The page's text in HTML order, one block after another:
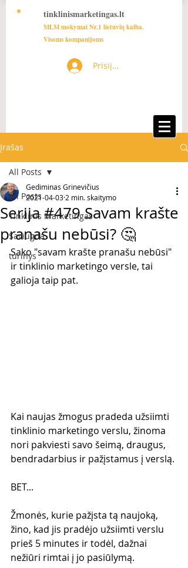
tinklinismarketingas.lt
MLM mokymai Nr.1 lietuvių kalba.
Visoms kompanijoms
Prisijungti
Įrašas
All Posts
Tinklinis Marketingas
Saviugda
turinys
All Posts
Serija #479 Savam krašte
pranašu nebūsi? 🤔
Gediminas Grinevičius
2021-04-03 2 min. skaitymo
Sako "savam krašte pranašu nebūsi"
ir tinklinio marketingo versle, tai
galioja taip pat.
Kai naujas žmogus pradeda užsiimti
tinklinio marketingo verslu, žinoma
nori pakviesti savo šeimą, draugus,
bendradarbius ir pažįstamus į verslą.
BET...
Žmonės, kurie pažįsta tą naujoką,
žino, kad jis pradėjo užsiimti verslu
prieš 5 minutes ir todėl, dažnai
nežiūri rimtai į jo pasiūlymą.